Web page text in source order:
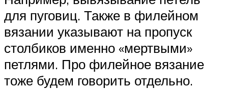
для пуговиц. Также в филейном
вязании указывают на пропуск
столбиков именно «мертвыми»
петлями. Про филейное вязание
тоже будем говорить отдельно.